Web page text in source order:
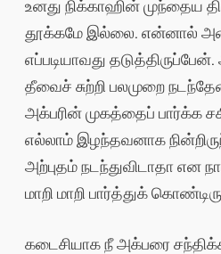
உனது நிக்காஹின் முந்தைய
தூக்கமே இல்லை. என்னால்
எப்படியாவது
தீவைச் சுற்றி பலமுறை
அக்பரின் முகத்தைப் பார்க்க
எல்லாம் இழந்தவனாக
அற்புதம் நடந்துவிடாதா என
மாறி மாறி பார்த்துக்
கடைசியாக நீ அக்பரை